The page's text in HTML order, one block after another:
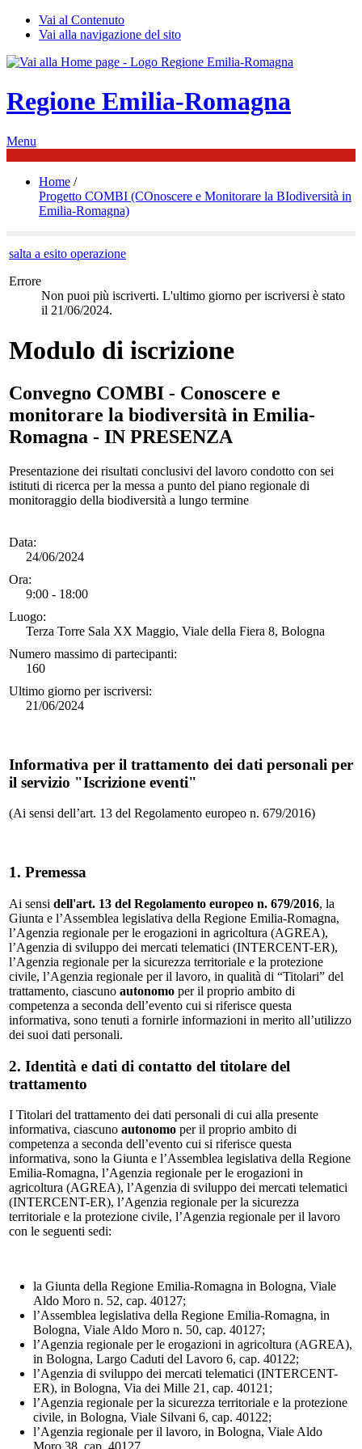
Vai al Contenuto
Vai alla navigazione del sito
Regione Emilia-Romagna
Menu
Home /
Progetto COMBI (COnoscere e Monitorare la BIodiversità in
Emilia-Romagna)
salta a esito operazione
Errore
Non puoi più iscriverti. L'ultimo giorno per iscriversi è stato
il 21/06/2024.
Modulo di iscrizione
Convegno COMBI - Conoscere e
monitorare la biodiversità in Emilia-
Romagna - IN PRESENZA
Presentazione dei risultati conclusivi del lavoro condotto con sei
istituti di ricerca per la messa a punto del piano regionale di
monitoraggio della biodiversità a lungo termine
Data:
24/06/2024
Ora:
9:00 - 18:00
Luogo:
Terza Torre Sala XX Maggio, Viale della Fiera 8, Bologna
Numero massimo di partecipanti:
160
Ultimo giorno per iscriversi:
21/06/2024
Informativa per il trattamento dei dati personali per
il servizio "Iscrizione eventi"
(Ai sensi dell’art. 13 del Regolamento europeo n. 679/2016)
1. Premessa
Ai sensi dell'art. 13 del Regolamento europeo n. 679/2016, la
Giunta e l’Assemblea legislativa della Regione Emilia-Romagna,
l’Agenzia regionale per le erogazioni in agricoltura (AGREA),
l’Agenzia di sviluppo dei mercati telematici (INTERCENT-ER),
l’Agenzia regionale per la sicurezza territoriale e la protezione
civile, l’Agenzia regionale per il lavoro, in qualità di “Titolari” del
trattamento, ciascuno autonomo per il proprio ambito di
competenza a seconda dell’evento cui si riferisce questa
informativa, sono tenuti a fornirle informazioni in merito all’utilizzo
dei suoi dati personali.
2. Identità e dati di contatto del titolare del
trattamento
I Titolari del trattamento dei dati personali di cui alla presente
informativa, ciascuno autonomo per il proprio ambito di
competenza a seconda dell’evento cui si riferisce questa
informativa, sono la Giunta e l’Assemblea legislativa della Regione
Emilia-Romagna, l’Agenzia regionale per le erogazioni in
agricoltura (AGREA), l’Agenzia di sviluppo dei mercati telematici
(INTERCENT-ER), l’Agenzia regionale per la sicurezza
territoriale e la protezione civile, l’Agenzia regionale per il lavoro
con le seguenti sedi:
la Giunta della Regione Emilia-Romagna in Bologna, Viale
Aldo Moro n. 52, cap. 40127;
l’Assemblea legislativa della Regione Emilia-Romagna, in
Bologna, Viale Aldo Moro n. 50, cap. 40127;
l’Agenzia regionale per le erogazioni in agricoltura (AGREA),
in Bologna, Largo Caduti del Lavoro 6, cap. 40122;
l’Agenzia di sviluppo dei mercati telematici (INTERCENT-
ER), in Bologna, Via dei Mille 21, cap. 40121;
l’Agenzia regionale per la sicurezza territoriale e la protezione
civile, in Bologna, Viale Silvani 6, cap. 40122;
l’Agenzia regionale per il lavoro, in Bologna, Viale Aldo